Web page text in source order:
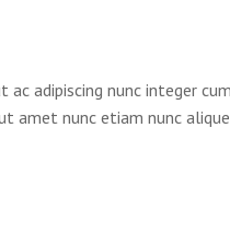
ac adipiscing nunc integer
amet nunc etiam nunc